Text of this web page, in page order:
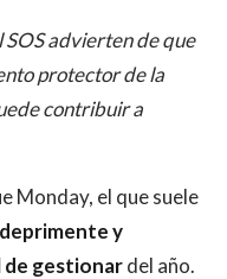
advierten de que
protector de la
contribuir a
Monday, el que suele
deprimente y
gestionardel año.